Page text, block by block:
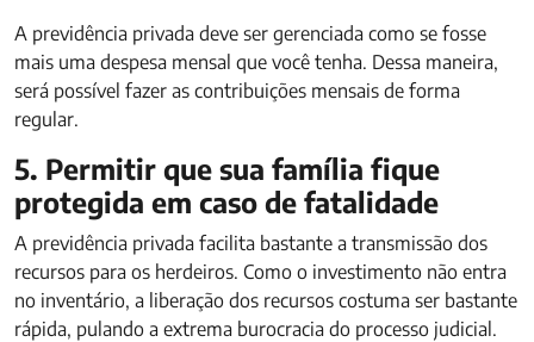
A previdência privada deve ser gerenciada como se fosse
mais uma despesa mensal que você tenha. Dessa maneira,
será possível fazer as contribuições mensais de forma
regular.
5. Permitir que sua família fique
protegida em caso de fatalidade
A previdência privada facilita bastante a transmissão dos
recursos para os herdeiros. Como o investimento não entra
no inventário, a liberação dos recursos costuma ser bastante
rápida, pulando a extrema burocracia do processo judicial.